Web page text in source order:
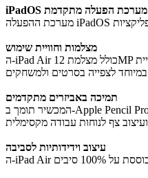
iPadOS מערכת הפעלה מתקדמת
מצלמות וחוויית שימוש
ה-iPad Air כולל מצלמת 12MP קדמית במצב אופקי עם טכנולוגיית Center Stage הממקדת את המשתמש במרכז הפריים במהלך שיחות וידאו. בנוסף המכשיר כולל רמקולים סטריאופוניים במצב אופקי המספקים חוויית שמע
תמיכה באביזרים מתקדמים
המכשיר תומך ב-Apple Pencil Pro הכולל יכולות מתקדמות כמו squeeze ו-barrel roll וכן תמיכה באיתור באמצעות Find My. בנוסף ניתן להשתמש ב-Magic Keyboard עם משטח עקיבה מובנה, שורת מקשי פונקציה בת 14
עיצוב וידידותיות לסביבה